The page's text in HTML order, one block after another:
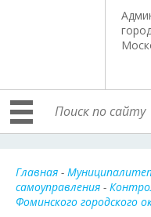
Главная -
самоуправления -
Фоминского городского